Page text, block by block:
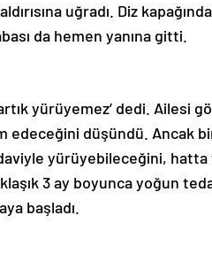
uğradı. Diz
da hemen yanına gitti.
yürüyemez’ dedi. Ailesi
edeceğini düşündü. Ancak
yürüyebileceğini,
3 ay boyunca yoğun
başladı.